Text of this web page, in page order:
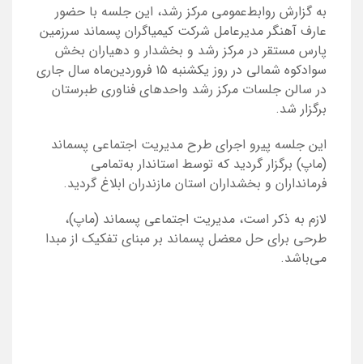
به گزارش روابط‌عمومی مرکز رشد، این جلسه با حضور
عارف آهنگر مدیرعامل شرکت کیمیاگران پسماند سرزمین
پارس مستقر در مرکز رشد و بخشدار و دهیاران بخش
سوادکوه شمالی در روز یکشنبه ۱۵ فروردین‌ماه سال جاری
در سالن جلسات مرکز رشد واحدهای فناوری طبرستان
برگزار شد.
این جلسه پیرو اجرای طرح مدیریت اجتماعی پسماند
(ماپ) برگزار گردید که توسط استاندار به‌تمامی
فرمانداران و بخشداران استان مازندران ابلاغ گردید.
لازم به ذکر است، مدیریت اجتماعی پسماند (ماپ)،
طرحی برای حل معضل پسماند بر مبنای تفکیک از مبدا
می‌باشد.